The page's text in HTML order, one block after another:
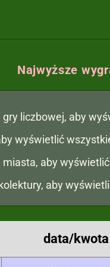
Najwyższe
gry liczbowej, aby
wyświetlić
miasta, aby
aby
data/kwota